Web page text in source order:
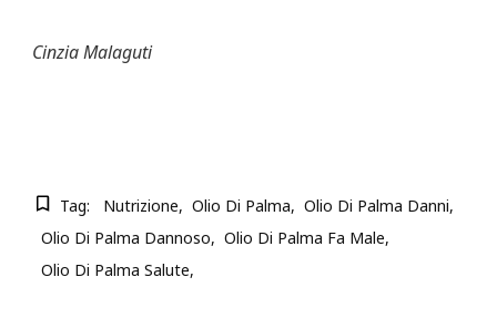
Cinzia Malaguti
Tag: Nutrizione Olio Di Palma
Olio Di Palma Danni
Olio Di Palma Dannoso
Olio Di Palma Fa Male
Olio Di Palma Salute